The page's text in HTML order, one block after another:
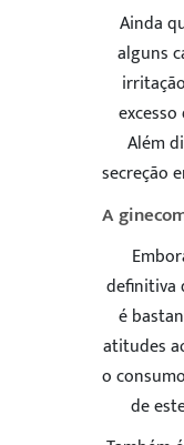
Ainda
alguns
Além
secreção
A
definitiva
é
atitudes
o
de